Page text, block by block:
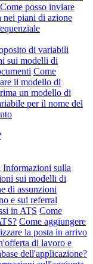
Come posso inviare
nei piani di azione
di variabili
sui modelli di
Come
il modello di
un modello di
per il nome del
Informazioni sulla
sui modelli di
di assunzioni
e sui referral
in ATS Come
Come aggiungere
la posta in arrivo
di lavoro e
dell'applicazione?